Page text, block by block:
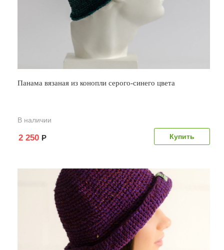
Панама вязаная из конопли серого-синего цвета
В наличии
2 250 Р